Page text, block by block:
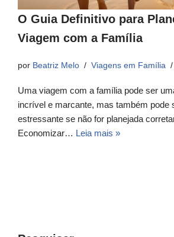
O Guia Definitivo para
Viagem com a Família
por Beatriz Melo Viagens em Família
Uma viagem com a família pode ser
incrível e marcante, mas também pode
estressante se não for planejada
Economizar… Leia mais »